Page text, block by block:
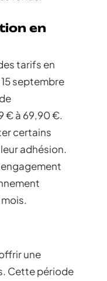
en
tarifs en
septembre
€ à 69,90 €.
certains
adhésion.
une
Cette période